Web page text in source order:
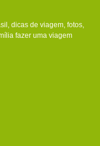
dicas de viagem, fotos,
fazer uma viagem